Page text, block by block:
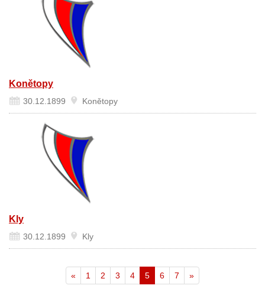
Konětopy
30.12.1899 Konětopy
Kly
30.12.1899 Kly
« 1 2 3 4 5 6 7 »